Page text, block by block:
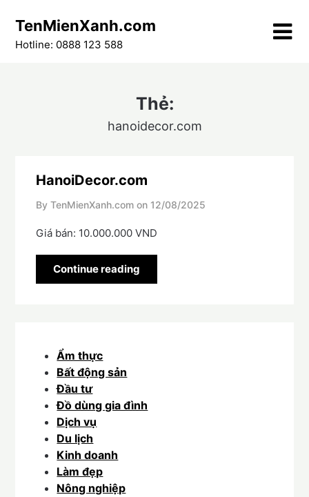
content
TenMienXanh.com
Hotline: 0888 123 588
Thẻ:
hanoidecor.com
HanoiDecor.com
By TenMienXanh.com on 12/08/2025
Giá bán: 10.000.000 VND
Continue reading
Ẩm thực
Bất động sản
Đầu tư
Đồ dùng gia đình
Dịch vụ
Du lịch
Kinh doanh
Làm đẹp
Nông nghiệp